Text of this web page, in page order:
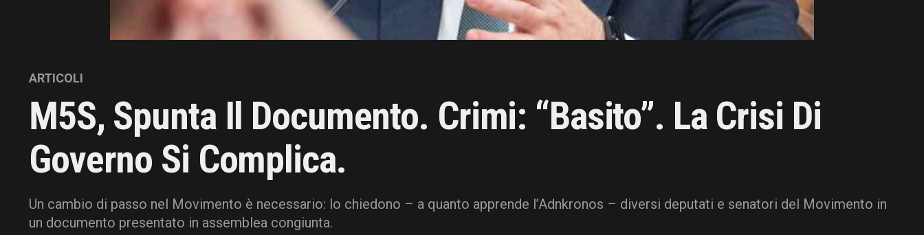
ARTICOLI
M5S, Spunta Il Documento. Crimi: “Basito”. La Crisi Di
Governo Si Complica.
Un cambio di passo nel Movimento è necessario: lo chiedono – a quanto apprende l’Adnkronos – diversi deputati e senatori del Movimento in
un documento presentato in assemblea congiunta.